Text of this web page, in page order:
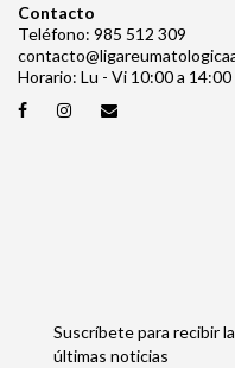
Contacto
Teléfono: 985 512 309
Horario: Lu - Vi 10:00 a 14:00
Suscríbete para recibir
últimas noticias